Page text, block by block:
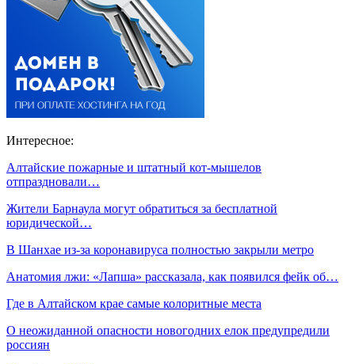
Интересное:
Алтайские пожарные и штатный кот-мышелов
отпраздновали…
Жители Барнаула могут обратиться за бесплатной
юридической…
В Шанхае из-за коронавируса полностью закрыли метро
Анатомия лжи: «Лапша» рассказала, как появился фейк об…
Где в Алтайском крае самые колоритные места
О неожиданной опасности новогодних елок предупредили
россиян